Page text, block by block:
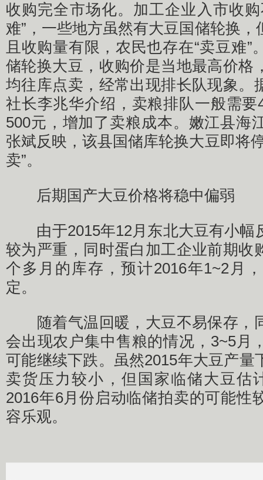
收购完全市场化。加工企业入市收
难”，一些地方虽然有大豆国储轮换
且收购量有限，农民也存在“卖豆难”
储轮换大豆，收购价是当地最高价格
均往库点卖，经常出现排长队现象。
社长李兆华介绍，卖粮排队一般需
500元，增加了卖粮成本。嫩江县海
张斌反映，该县国储库轮换大豆即将
卖”。
后期国产大豆价格将稳中偏弱
由于2015年12月东北大豆有小幅
较为严重，同时蛋白加工企业前期收
个多月的库存，预计2016年1~2月
定。
随着气温回暖，大豆不易保存，
会出现农户集中售粮的情况，3~5月
可能继续下跌。虽然2015年大豆产量
卖货压力较小，但国家临储大豆估
2016年6月份启动临储拍卖的可能性
容乐观。